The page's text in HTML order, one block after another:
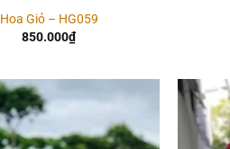
Hoa Giỏ – HG059
850.000₫
Add to
wishlist